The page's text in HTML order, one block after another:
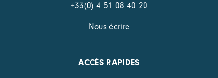
+33(0) 4 51 08 40 20
Nous écrire
ACCÈS RAPIDES